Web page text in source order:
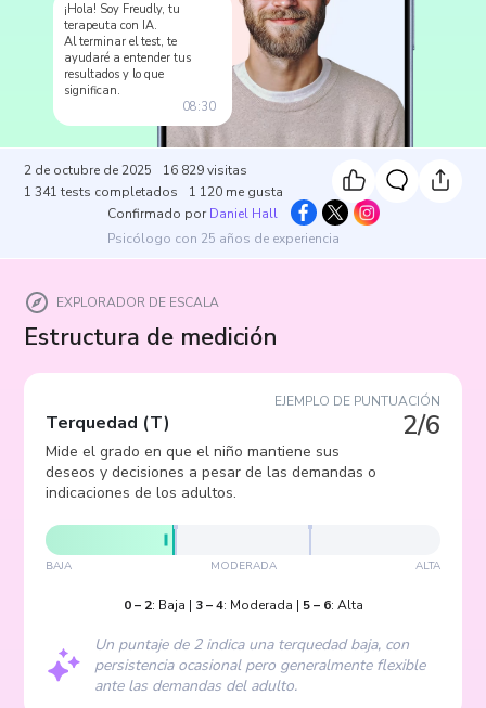
¡Hola! Soy Freudly, tu
terapeuta con IA.
Al terminar el test, te
ayudaré a entender tus
resultados y lo que
significan.
08:30
2 de octubre de 2025 16 829 visitas
1 341 tests completados 1 120 me gusta
Confirmado por Daniel Hall
Psicólogo con 25 años de experiencia
EXPLORADOR DE ESCALA
Estructura de medición
EJEMPLO DE PUNTUACIÓN
2/6
Terquedad (T)
Mide el grado en que el niño mantiene sus
deseos y decisiones a pesar de las demandas o
indicaciones de los adultos.
BAJA MODERADA ALTA
0– 2: Baja | 3–4: Moderada | 5– 6: Alta
Un puntaje de 2 indica una terquedad baja, con
persistencia ocasional pero generalmente flexible
ante las demandas del adulto.